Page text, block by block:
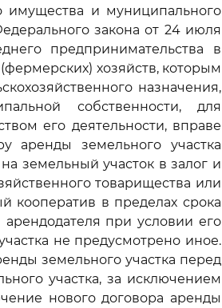
имущества и муниципального
закона от 24 июля
предпринимательства в
хозяйств, которым
назначения,
собственности, для
его деятельности, вправе
аренды земельного участка
земельный участок в залог и
товарищества или
кооператив в пределах срока
арендодателя при условии его
не предусмотрено иное.
земельного участка перед
участка, за исключением
нового договора аренды